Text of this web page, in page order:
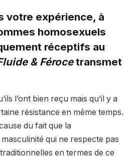
votre expérience, à
homosexuels
réceptifs au
& Férocetransmet
l’ont bien reçu mais qu’il y a
résistance en même temps.
du fait que la
qui ne respecte pas
en termes de ce